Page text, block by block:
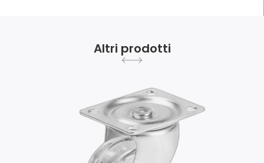
Altri prodotti